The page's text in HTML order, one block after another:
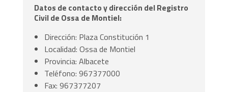
Datos de contacto y dirección del Registro
Civil de Ossa de Montiel:
Dirección: Plaza Constitución 1
Localidad: Ossa de Montiel
Provincia: Albacete
Teléfono: 967377000
Fax: 967377207